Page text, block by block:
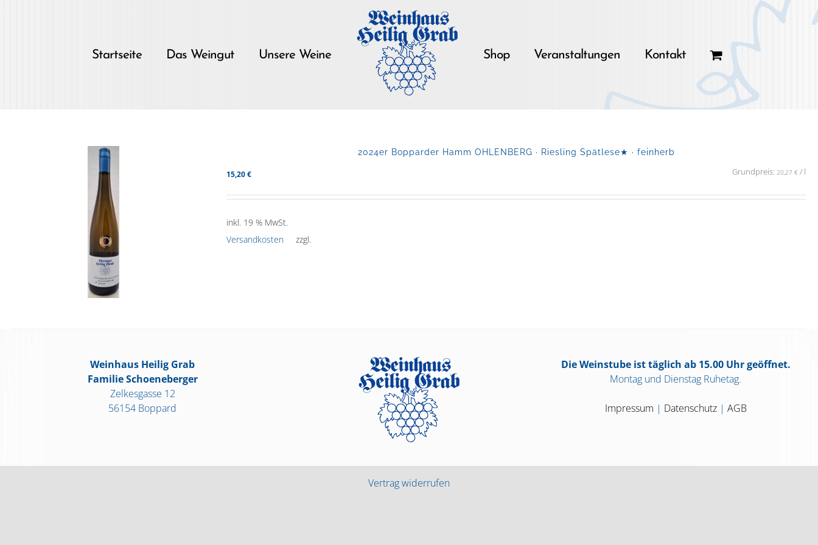
Startseite Das Weingut Unsere Weine Shop Veranstaltungen Kontakt
2024er Bopparder Hamm OHLENBERG · Riesling Spätlese★ · feinherb
15,20€ Grundpreis: 20,27 €/ l
inkl. 19 % MwSt.
zzgl.
Versandkosten
Weinhaus Heilig Grab
Familie Schoeneberger
Zelkesgasse 12
56154 Boppard
Die Weinstube ist täglich ab 15.00 Uhr geöffnet.
Montag und Dienstag Ruhetag.
Impressum | Datenschutz| AGB
Vertrag widerrufen